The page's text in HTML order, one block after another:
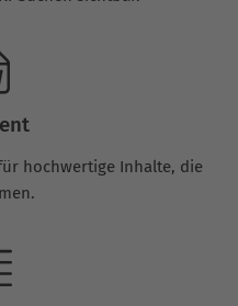
hochwertige Inhalte, die